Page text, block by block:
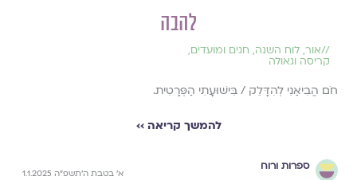
להבה
//אור, לוח השנה, חגים ומועדים,
קריסה וגאולה
חֹם הֱבִיאַנִי לְהִדָּלֵק / בִּישׁוּעָתִי הַפְּרָטִית.
להמשך קריאה ››
ספרות ורוח
א׳ בטבת ה׳תשפ״ה 1.1.2025